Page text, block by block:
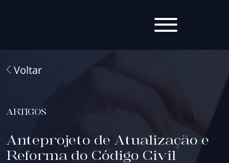
Voltar
ARTIGOS
Anteprojeto de Atualização e
Reforma do Código Civil